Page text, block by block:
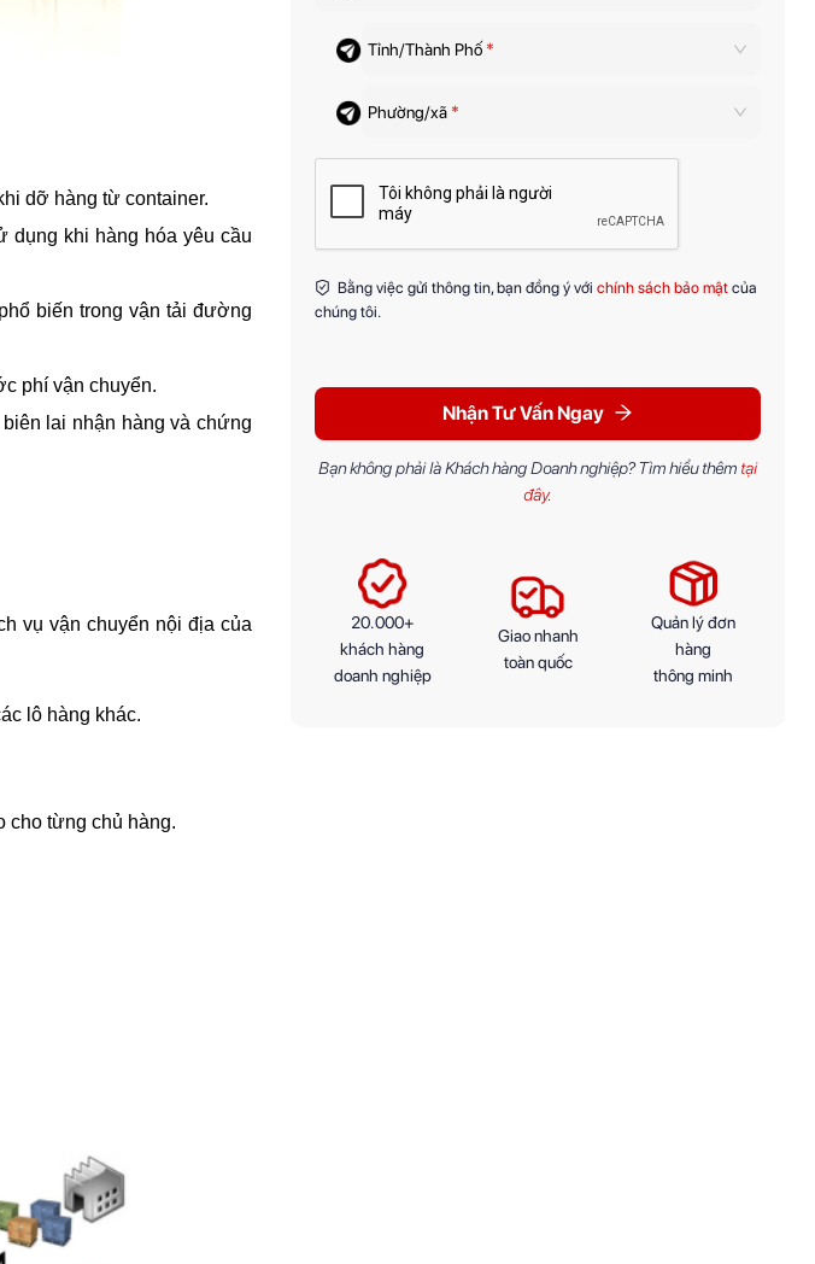
dỡ hàng từ container.
dụng khi hàng hóa yêu cầu
biến trong vận tải đường
phí vận chuyển.
lai nhận hàng và chứng
vụ vận chuyển nội địa của
lô hàng khác.
cho từng chủ hàng.
Tỉnh/Thành Phố *
Phường/xã *
Bằng việc gửi thông tin, bạn đồng ý với chính sách bảo mật của
chúng tôi.
Nhận Tư Vấn Ngay
Bạn không phải là Khách hàng Doanh nghiệp? Tìm hiểu thêm tại
đây.
20.000+
khách hàng
doanh nghiệp
Giao nhanh
toàn quốc
Quản lý đơn
hàng
thông minh